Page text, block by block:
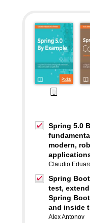
Spring 5.0
modern,
Claudio
Spring
test,
Spring
and inside
Alex Antonov